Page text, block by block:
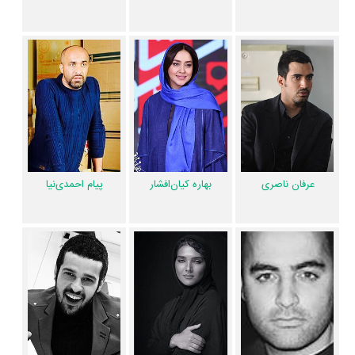
است. مانند:حامد بهدادو امیر جعفری،شاهرخ فروتنیانوعرفان ناصری،بهاره
کیان‌افشارومجتبی پیرزاده ،پیام احمدی‌نیاوامیر نوروزی ،سارا رسول زادهو
محمد ولی زادگان.
عوامل سریال قهوه ترک
اگر از تصویربرداری سریال قهوه ترک خوشتان آمده و یا دوستش ندارید، بهتر
نجفی‌راد
انجام داده است. اگر صدای قهوه ترک به‌گوشتان نشسته و یا از آن
ناراضی هستید، شما را با صدابردار سریال قهوه ترک یعنیوحید مقدسی
آشنا
می‌کنیم. تیام اسکندریطراحی صحنه سریال قهوه ترک را انجام نموده ورعنا
امینیطراحی لباس سریال قهوه ترک را انجام داده است. موسیقی متن سریال
قهوه ترک اثرمسعود سخاوت‌دوستاست و خواننده سریال قهوه ترک نیزروزبه
عرفان ناصری بهاره کیان‌افشار پیام احمدی‌نیا